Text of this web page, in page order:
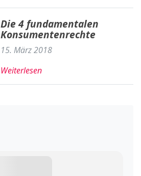
Die 4 fundamentalen
Konsumentenrechte
15. März 2018
Weiterlesen